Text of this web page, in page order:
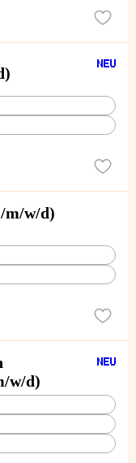
m/w/d)
w/d)